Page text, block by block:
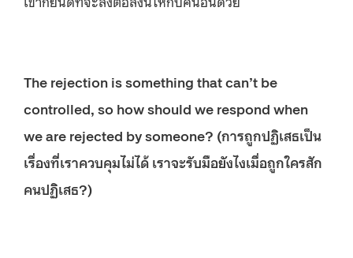
The rejection is something that can’t be
controlled, so how should we respond when
we are rejected by someone? (การถูกปฏิเสธเป็น
เรื่องที่เราควบคุมไม่ได้ เราจะรับมือยังไงเมื่อถูกใครสัก
คนปฏิเสธ?)